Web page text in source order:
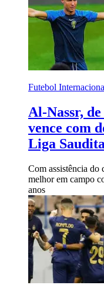
Futebol
Al-Nassr,
vence com
Liga Saudita
Com assistência do
melhor em campo
anos